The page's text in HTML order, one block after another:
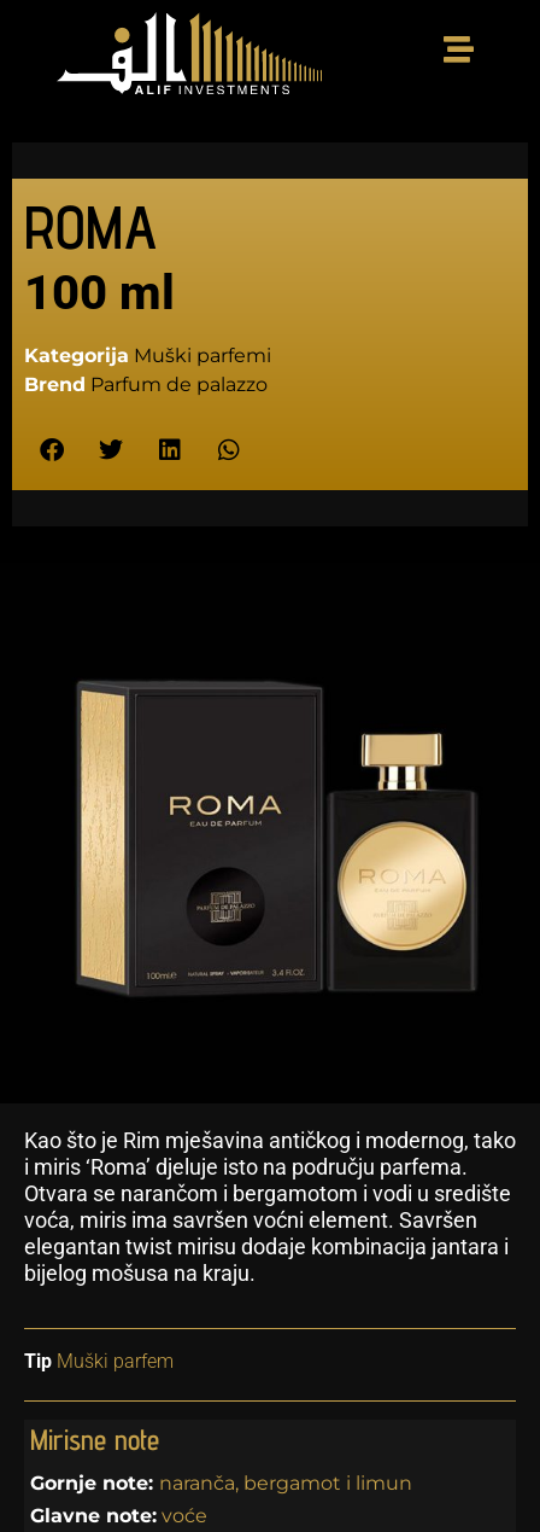
ROMA
100 ml
Kategorija Muški parfemi
Brend Parfum de palazzo
Kao što je Rim mješavina antičkog i modernog, tako
i miris ‘Roma’ djeluje isto na području parfema.
Otvara se narančom i bergamotom i vodi u središte
voća, miris ima savršen voćni element. Savršen
elegantan twist mirisu dodaje kombinacija jantara i
bijelog mošusa na kraju.
Tip Muški parfem
Mirisne note
Gornje note: naranča, bergamot i limun
Glavne note: voće